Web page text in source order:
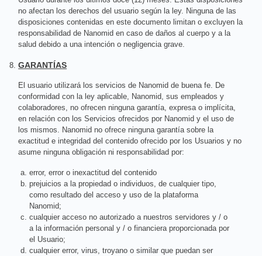
no afectan los derechos del usuario según la ley. Ninguna de las
disposiciones contenidas en este documento limitan o excluyen la
responsabilidad de Nanomid en caso de daños al cuerpo y a la
salud debido a una intención o negligencia grave.
GARANTÍAS
El usuario utilizará los servicios de Nanomid de buena fe. De
conformidad con la ley aplicable, Nanomid, sus empleados y
colaboradores, no ofrecen ninguna garantía, expresa o implícita,
en relación con los Servicios ofrecidos por Nanomid y el uso de
los mismos. Nanomid no ofrece ninguna garantía sobre la
exactitud e integridad del contenido ofrecido por los Usuarios y no
asume ninguna obligación ni responsabilidad por:
error, error o inexactitud del contenido
prejuicios a la propiedad o individuos, de cualquier tipo,
como resultado del acceso y uso de la plataforma
Nanomid;
cualquier acceso no autorizado a nuestros servidores y / o
a la información personal y / o financiera proporcionada por
el Usuario;
cualquier error, virus, troyano o similar que puedan ser